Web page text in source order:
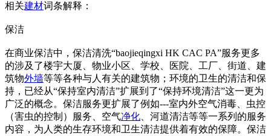
相关建材词条解释：
保洁
在商业保洁中，保洁清洗“baojieqingxi HK CAC PA”服务更多
的涉及了楼宇大厦、物业小区、学校、医院、工厂、街道、建
筑物外墙等等各种与人有关的建筑物；环境的卫生的清洁和保
持，已经从“保持室内清洁”扩展到了“保持环境清洁”这一更为
广泛的概念。保洁服务更扩展了例如---室内外空气消毒、虫控
（害虫的控制）服务、空气净化 、河道清洁等等一系列的服务
内容，为人类的生存环境和卫生清洁提供着有效的保障。保洁